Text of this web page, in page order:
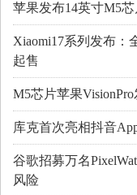
苹果发布14英寸M5芯
Xiaomi17系列发布：
起售
M5芯片苹果
库克首次亮相抖音
谷歌招募万名
风险